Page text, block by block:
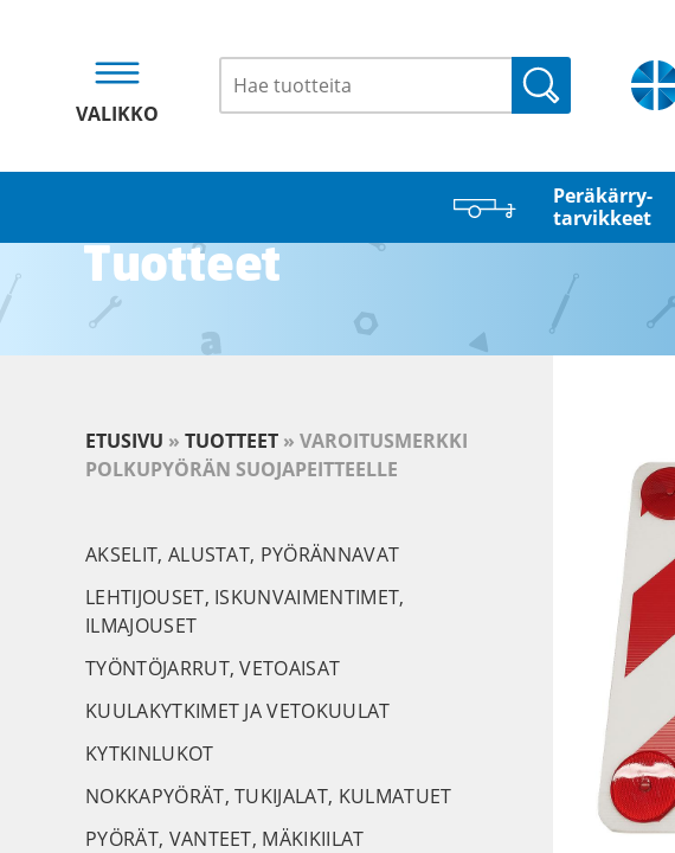
VALIKKO
Haku
Peräkärry­
tarvikkeet
Tuotteet
ETUSIVU » TUOTTEET » VAROITUSMERKKI
POLKUPYÖRÄN SUOJAPEITTEELLE
AKSELIT, ALUSTAT, PYÖRÄNNAVAT
LEHTIJOUSET, ISKUNVAIMENTIMET,
ILMAJOUSET
TYÖNTÖJARRUT, VETOAISAT
KUULAKYTKIMET JA VETOKUULAT
KYTKINLUKOT
NOKKAPYÖRÄT, TUKIJALAT, KULMATUET
PYÖRÄT, VANTEET, MÄKIKIILAT